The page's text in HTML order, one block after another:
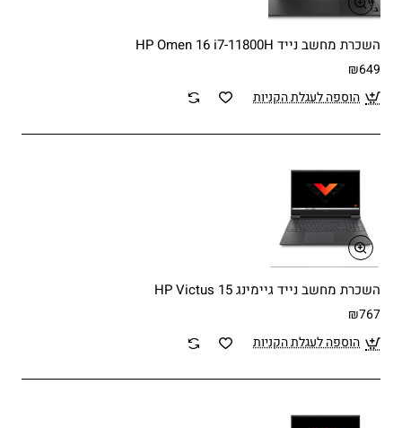
השכרת מחשב נייד HP Omen 16 i7-11800H
₪649
הוספה לעגלת הקניות
השכרת מחשב נייד גיימינג HP Victus 15
₪767
הוספה לעגלת הקניות